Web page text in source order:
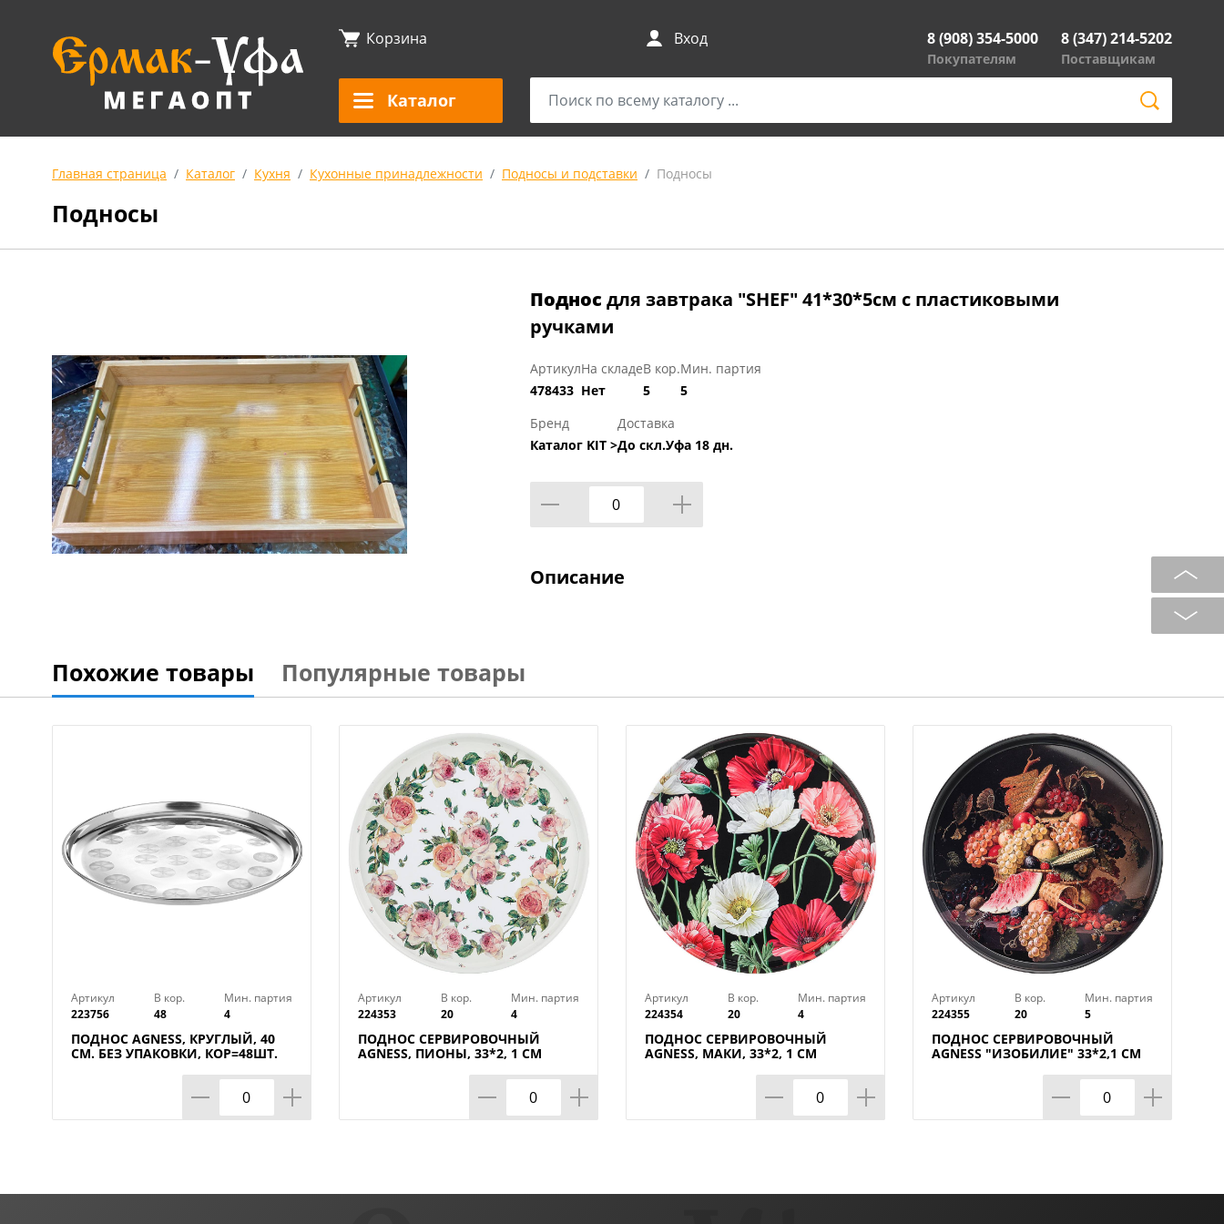
Корзина Вход 8 (908) 354-5000
Покупателям
8 (347) 214-5202
Поставщикам
Каталог
Главная страница Каталог Кухня Кухонные принадлежности Подносы и подставки Подносы
Подносы
Поднос для завтрака "SHEF" 41*30*5см с пластиковыми
ручками
Артикул
478433
На складе
Нет
В кор.
5
Мин. партия
5
Бренд
Каталог KIT >
Доставка
До скл.Уфа 18 дн.
Описание
Похожие товары Популярные товары
Артикул
223756
В кор.
48
Мин. партия
4
ПОДНОС AGNESS, КРУГЛЫЙ, 40
СМ. БЕЗ УПАКОВКИ, КОР=48ШТ.
Артикул
224353
В кор.
20
Мин. партия
4
ПОДНОС СЕРВИРОВОЧНЫЙ
AGNESS, ПИОНЫ, 33*2, 1 СМ
Артикул
224354
В кор.
20
Мин. партия
4
ПОДНОС СЕРВИРОВОЧНЫЙ
AGNESS, МАКИ, 33*2, 1 СМ
Артикул
224355
В кор.
20
Мин. партия
5
ПОДНОС СЕРВИРОВОЧНЫЙ
AGNESS "ИЗОБИЛИЕ" 33*2,1 СМ